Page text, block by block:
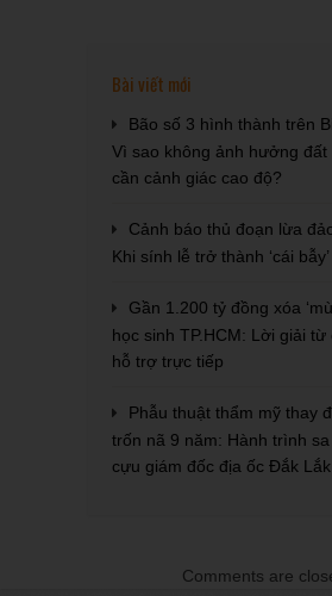
Bài viết mới
Bão số 3 hình thành trên
Vì sao không ảnh hưởng đất
cần cảnh giác cao độ?
Cảnh báo thủ đoạn lừa
Khi sính lễ trở thành ‘cái
Gần 1.200 tỷ đồng xóa
học sinh TP.HCM: Lời giải từ
hỗ trợ trực tiếp
Phẫu thuật thẩm mỹ thay
trốn nã 9 năm: Hành trình
cựu giám đốc địa ốc Đắk Lắk
Comments are